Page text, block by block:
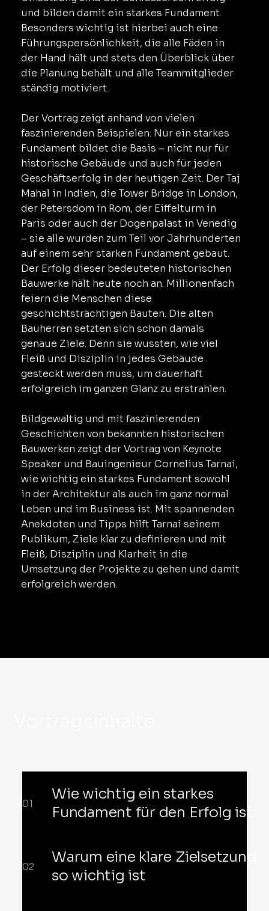
und bilden damit ein starkes Fundament.
Besonders wichtig ist hierbei auch eine
Führungspersönlichkeit, die alle Fäden in
der Hand hält und stets den Überblick über
die Planung behält und alle Teammitglieder
ständig motiviert.
Der Vortrag zeigt anhand von vielen
faszinierenden Beispielen: Nur ein starkes
Fundament bildet die Basis – nicht nur für
historische Gebäude und auch für jeden
Geschäftserfolg in der heutigen Zeit. Der Taj
Mahal in Indien, die Tower Bridge in London,
der Petersdom in Rom, der Eiffelturm in
Paris oder auch der Dogenpalast in Venedig
– sie alle wurden zum Teil vor Jahrhunderten
auf einem sehr starken Fundament gebaut.
Der Erfolg dieser bedeuteten historischen
Bauwerke hält heute noch an. Millionenfach
feiern die Menschen diese
geschichtsträchtigen Bauten. Die alten
Bauherren setzten sich schon damals
genaue Ziele. Denn sie wussten, wie viel
Fleiß und Disziplin in jedes Gebäude
gesteckt werden muss, um dauerhaft
erfolgreich im ganzen Glanz zu erstrahlen.
Bildgewaltig und mit faszinierenden
Geschichten von bekannten historischen
Bauwerken zeigt der Vortrag von Keynote
Speaker und Bauingenieur Cornelius Tarnai,
wie wichtig ein starkes Fundament sowohl
in der Architektur als auch im ganz normal
Leben und im Business ist. Mit spannenden
Anekdoten und Tipps hilft Tarnai seinem
Publikum, Ziele klar zu definieren und mit
Fleiß, Disziplin und Klarheit in die
Umsetzung der Projekte zu gehen und damit
erfolgreich werden.
01
Wie wichtig ein starkes
Fundament für den Erfolg ist
02
Warum eine klare Zielsetzung
so wichtig ist